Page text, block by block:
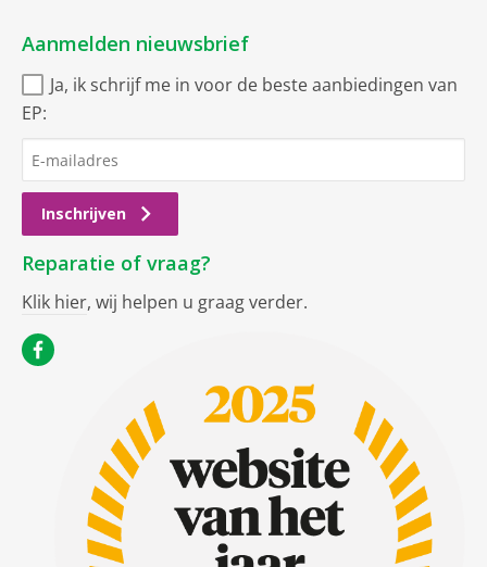
Aanmelden nieuwsbrief
Ja, ik schrijf me in voor de beste aanbiedingen van
EP:
Inschrijven
Reparatie of vraag?
Klik hier, wij helpen u graag verder.